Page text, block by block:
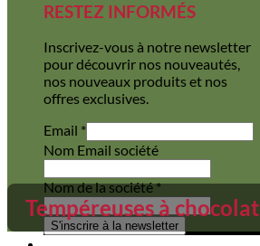
RESTEZ INFORMÉS
Inscrivez-vous à notre newsletter
pour découvrir nos nouveautés,
nos nouveaux produits et nos
offres exclusives.
Email *
Nom Email société
Nom de la société*
S'inscrire à la newsletter
Tempéreuses à chocolat